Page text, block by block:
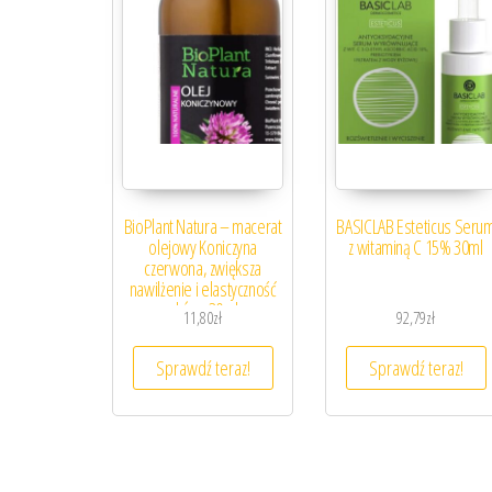
BioPlant Natura – macerat
olejowy Koniczyna
czerwona, zwiększa
nawilżenie i elastyczność
skóry, 30ml
11,80zł
Sprawdź teraz!
BASICLAB Esteticus
z witaminą C 15% 30ml
92,79zł
Sprawdź teraz!